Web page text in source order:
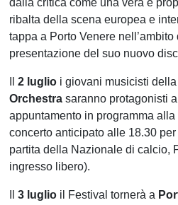
dalla critica come una vera e
ribalta della scena europea e
tappa a Porto Venere
presentazione del suo nuovo
Il2 luglio i giovani musicisti della
Orchestra saranno protagonisti
appuntamento in programma alla
concerto anticipato alle 18.30
partita della Nazionale di calcio,
ingresso libero).
Il3 luglio il Festival tornerà a